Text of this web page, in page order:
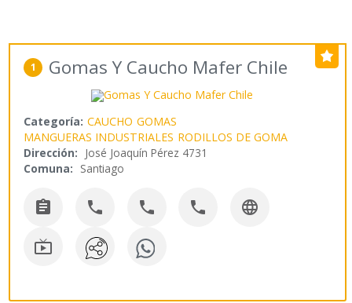
1 Gomas Y Caucho Mafer Chile
Categoría: CAUCHO GOMAS
MANGUERAS INDUSTRIALES RODILLOS DE GOMA
Dirección: José Joaquín Pérez 4731
Comuna: Santiago
    
